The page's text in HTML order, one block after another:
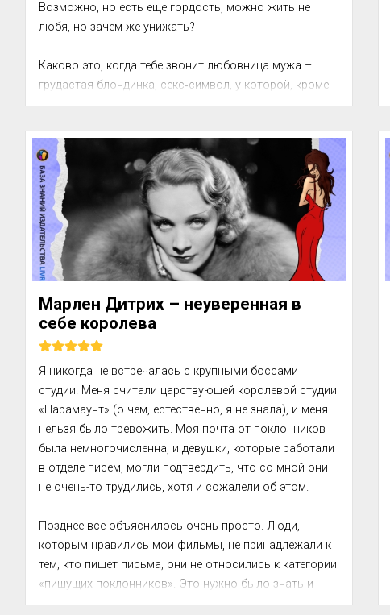
Возможно, но есть еще гордость, можно жить не
любя, но зачем же унижать?
Каково это, когда тебе звонит любовница мужа –
грудастая блондинка, секс‑символ, у которой, кроме
секса, ни единой мысли в голове, которая неспособна
одном‑единственном язык...
Марлен Дитрих – неуверенная в
себе королева
Я никогда не встречалась с крупными боссами
студии. Меня считали царствующей королевой студии
«Парамаунт» (о чем, естественно, я не знала), и меня
нельзя было тревожить. Моя почта от поклонников
была немногочисленна, и девушки, которые работали
в отделе писем, могли подтвердить, что со мной они
не очень-то трудились, хотя и сожалели об этом.
Позднее все объяснилось очень просто. Люди,
которым нравились мои фильмы, не принадлежали к
тем, кто пишет письма, они не относились к категории
«пишущих поклонников». Это нужно было знать и
учитывать, чтобы не страда...